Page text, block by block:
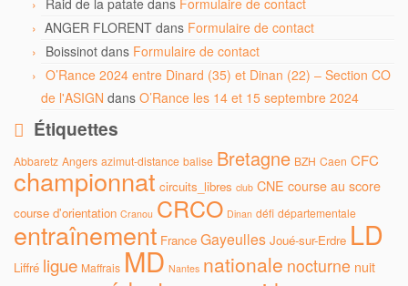
Raid de la patate dans Formulaire de contact
ANGER FLORENT dans Formulaire de contact
Boissinot dans Formulaire de contact
O’Rance 2024 entre Dinard (35) et Dinan (22) – Section CO
de l'ASIGN dans O’Rance les 14 et 15 septembre 2024
Étiquettes
Abbaretz Angers azimut-distance balise Bretagne BZH Caen CFC
championnat circuits_libres club CNE course au score
course d'orientation Cranou CRCO Dinan défi départementale
entraînement France Gayeulles Joué-sur-Erdre LD
Liffré ligue Maffrais MD Nantes nationale nocturne nuit